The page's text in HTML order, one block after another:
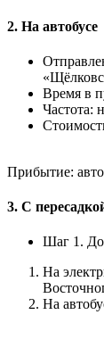
2. На автобусе
Время в
Частота:
Прибытие:
3. С
Шаг 1.
На
На